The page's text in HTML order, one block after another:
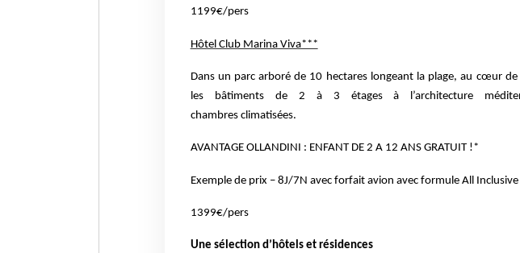
1199€/pers
Hôtel Club Marina Viva***
Dans un parc arboré de 10 hectares longeant la plage, au cœur de
les bâtiments de 2 à 3 étages à l’architecture
chambres climatisées.
AVANTAGE OLLANDINI : ENFANT DE 2 A 12 ANS GRATUIT !*
Exemple de prix – 8J/7N avec forfait avion avec formule All Inclusive
1399€/pers
Une sélection d’hôtels et résidences